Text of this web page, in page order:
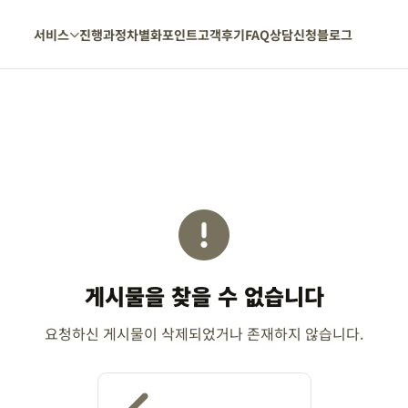
서비스 진행과정차별화포인트고객후기FAQ상담신청블로그
게시물을 찾을 수 없습니다
요청하신 게시물이 삭제되었거나 존재하지 않습니다.